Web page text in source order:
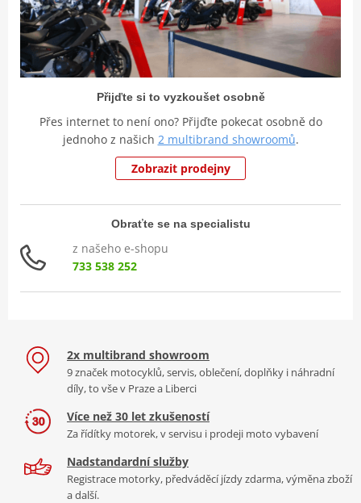
Přijďte si to vyzkoušet osobně
Přes internet to není ono? Přijďte pokecat osobně do
jednoho z našich 2 multibrand showroomů.
Zobrazit prodejny
Obraťte se na specialistu
z našeho e-shopu
733 538 252
2x multibrand showroom
9 značek motocyklů, servis, oblečení, doplňky i náhradní
díly, to vše v Praze a Liberci
Více než 30 let zkušeností
Za řídítky motorek, v servisu i prodeji moto vybavení
Nadstandardní služby
Registrace motorky, předváděcí jízdy zdarma, výměna zboží
a další.